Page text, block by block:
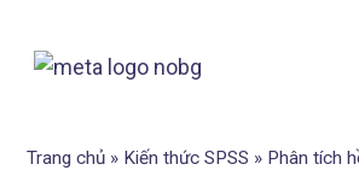
Trang chủ » Kiến thức SPSS » Phân tích